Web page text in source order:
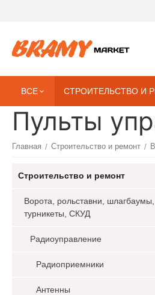
ВСЕ СТРОИТЕЛЬСТВО И
Пульты
Главная / Строительство и ремонт /
Строительство и ремонт
Ворота, рольставни, шлагбаумы,
турникеты, СКУД
Радиоуправление
Радиоприемники
Антенны